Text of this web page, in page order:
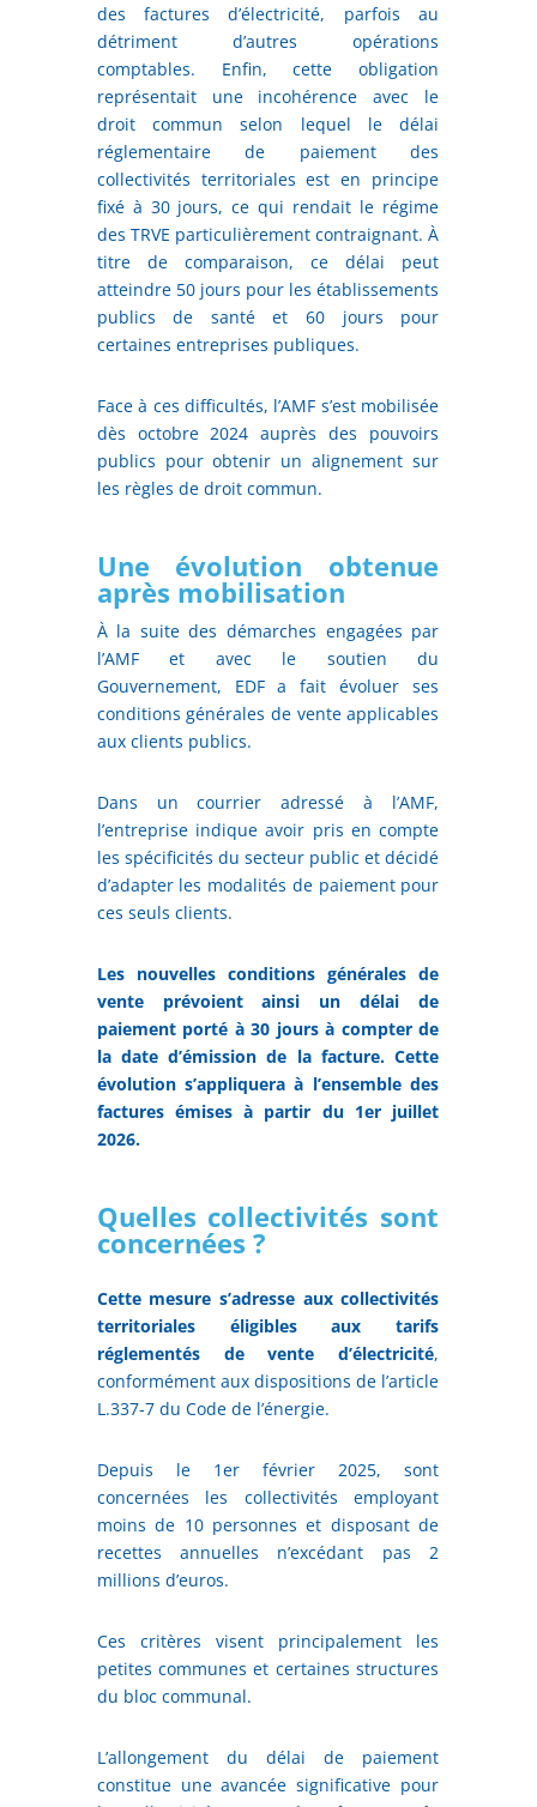
des factures d’électricité, parfois au
détriment d’autres opérations
comptables. Enfin, cette obligation
représentait une incohérence avec le
droit commun selon lequel le délai
réglementaire de paiement des
collectivités territoriales est en principe
fixé à 30 jours, ce qui rendait le régime
des TRVE particulièrement contraignant. À
titre de comparaison, ce délai peut
atteindre 50 jours pour les établissements
publics de santé et 60 jours pour
certaines entreprises publiques.
Face à ces difficultés, l’AMF s’est mobilisée
dès octobre 2024 auprès des pouvoirs
publics pour obtenir un alignement sur
les règles de droit commun.
Une évolution obtenue
après mobilisation
À la suite des démarches engagées par
l’AMF et avec le soutien du
Gouvernement, EDF a fait évoluer ses
conditions générales de vente applicables
aux clients publics.
Dans un courrier adressé à l’AMF,
l’entreprise indique avoir pris en compte
les spécificités du secteur public et décidé
d’adapter les modalités de paiement pour
ces seuls clients.
Les nouvelles conditions générales de
vente prévoient ainsi un délai de
paiement porté à 30 jours à compter de
la date d’émission de la facture. Cette
évolution s’appliquera à l’ensemble des
factures émises à partir du 1er juillet
2026.
Quelles collectivités sont
concernées ?
Cette mesure s’adresse aux collectivités
territoriales éligibles aux tarifs
réglementés de vente d’électricité,
conformément aux dispositions de l’article
L.337-7 du Code de l’énergie.
Depuis le 1er février 2025, sont
concernées les collectivités employant
moins de 10 personnes et disposant de
recettes annuelles n’excédant pas 2
millions d’euros.
Ces critères visent principalement les
petites communes et certaines structures
du bloc communal.
L’allongement du délai de paiement
constitue une avancée significative pour